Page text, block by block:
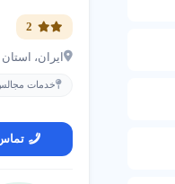
کلینیک
مرکز
2
ایران، استان
خدمات مجالس
دریافت
چالش
عدم